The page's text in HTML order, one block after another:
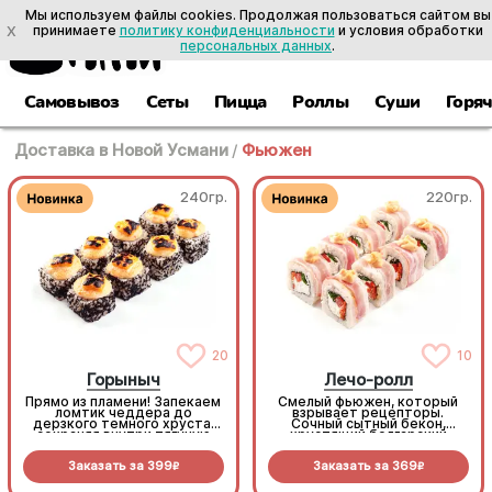
Самовывоз Сеты Пицца Роллы Суши
Доставка в Новой Усмани / Фьюжен
240гр.
20
Горыныч
Прямо из пламени! Запекаем
ломтик чеддера до
дерзкого темного хруста,
сохраняя внутри тягучую
черной масаго и сочным
тунцом получается
феноменально вкусно.
Заказать за 399R
220гр.
10
Лечо-ролл
Смелый фьюжен, который
взрывает рецепторы.
Сочный сытный бекон,
хрустящий болгарский
умами-морковь и пикантный
тайский соус на сливочной
закажете его снова. (8шт.)
Заказать за 369R
X
Мы используем файлы cookies. Продолжая пользоваться сайтом вы
принимаете политику конфиденциальности и условия обработки
персональных данных.